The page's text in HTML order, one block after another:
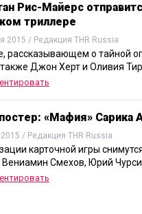
Рис-Майерс
триллере
2015 / Редакция THR Russia
рассказывающем о тайной
Джон Херт и Оливия
«Мафия» Сарика
/ Редакция THR Russia
карточной игры
Вениамин Смехов, Юрий